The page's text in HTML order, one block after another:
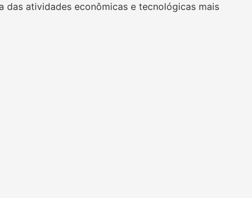
atividades econômicas e tecnológicas mais